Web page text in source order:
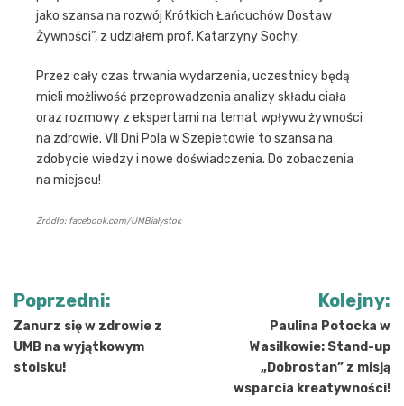
jako szansa na rozwój Krótkich Łańcuchów Dostaw
Żywności”, z udziałem prof. Katarzyny Sochy.
Przez cały czas trwania wydarzenia, uczestnicy będą
mieli możliwość przeprowadzenia analizy składu ciała
oraz rozmowy z ekspertami na temat wpływu żywności
na zdrowie. VII Dni Pola w Szepietowie to szansa na
zdobycie wiedzy i nowe doświadczenia. Do zobaczenia
na miejscu!
Źródło: facebook.com/UMBialystok
Nawigacja
wpisu
Poprzedni:
Zanurz się w zdrowie z
UMB na wyjątkowym
stoisku!
Kolejny:
Paulina Potocka w
Wasilkowie: Stand-up
„Dobrostan” z misją
wsparcia kreatywności!